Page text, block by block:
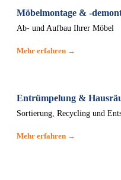
Möbelmontage & -
Ab- und Aufbau Ihrer Möbel
Mehr erfahren →
Entrümpelung &
Sortierung, Recycling und
Mehr erfahren →